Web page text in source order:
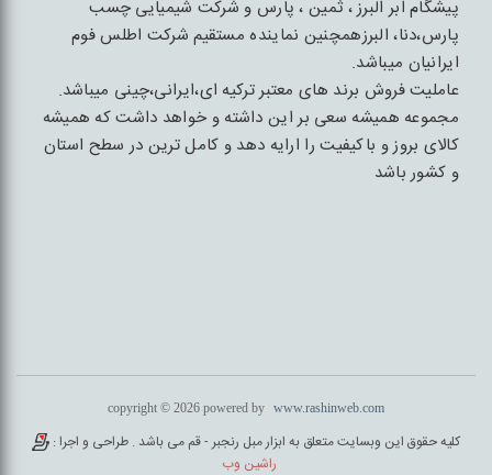
پیشگام ابر البرز ، ثمین ، پارس و شرکت شیمیایی چسب
پارس،دنا، البرزهمچنین نماینده مستقیم شرکت اطلس فوم
ایرانیان میباشد.
عاملیت فروش برند های معتبر ترکیه ای،ایرانی،چینی میباشد.
مجموعه همیشه سعی بر این داشته و خواهد داشت که همیشه
کالای بروز و باکیفیت را ارایه دهد و کامل ترین در سطح استان
و کشور باشد
copyright © 2026 powered by www.rashinweb.com
کلیه حقوق این وبسایت متعلق به ابزار مبل رنجبر - قم می باشد . طراحی و اجرا :
راشین وب